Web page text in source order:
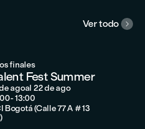
Ver todo 
finales
Fest Summer
agoal 22 de ago
- 13:00
Bogotá (Calle 77 A # 13